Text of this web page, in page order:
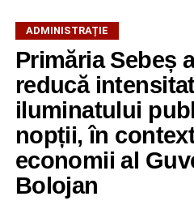
ADMINISTRAȚIE
Primăria Sebeș
reducă
iluminatului
nopții, în
economii al
Bolojan